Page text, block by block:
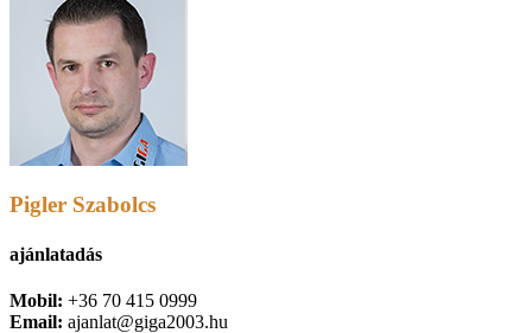
Pigler Szabolcs
ajánlatadás
Mobil: +36 70 415 0999
Email: ajanlat@giga2003.hu